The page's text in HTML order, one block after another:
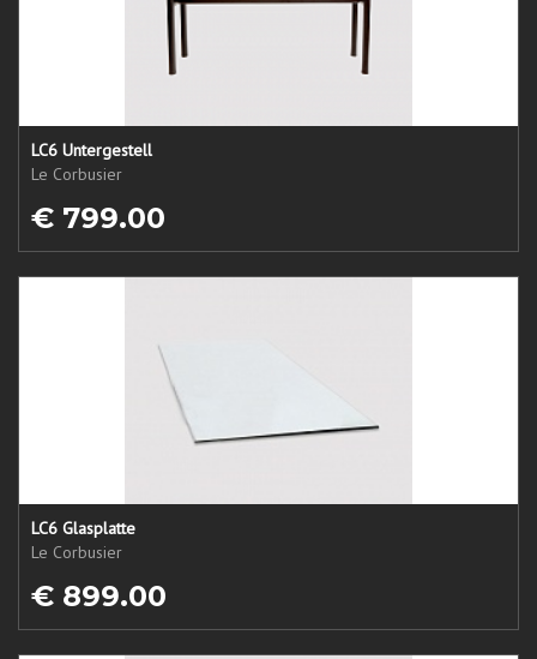
LC6 Untergestell
Le Corbusier
€ 799.00
LC6 Glasplatte
Le Corbusier
€ 899.00